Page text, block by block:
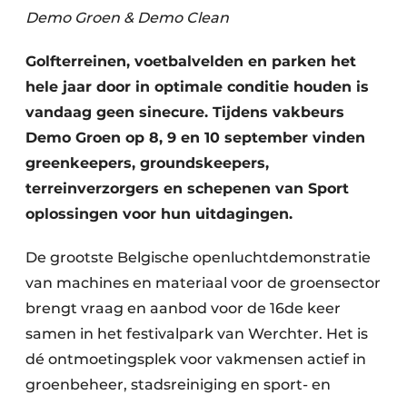
Demo Groen & Demo Clean
Golfterreinen, voetbalvelden en parken het
hele jaar door in optimale conditie houden is
vandaag geen sinecure. Tijdens vakbeurs
Demo Groen op 8, 9 en 10 september vinden
greenkeepers, groundskeepers,
terreinverzorgers en schepenen van Sport
oplossingen voor hun uitdagingen.
De grootste Belgische openluchtdemonstratie
van machines en materiaal voor de groensector
brengt vraag en aanbod voor de 16de keer
samen in het festivalpark van Werchter. Het is
dé ontmoetingsplek voor vakmensen actief in
groenbeheer, stadsreiniging en sport- en